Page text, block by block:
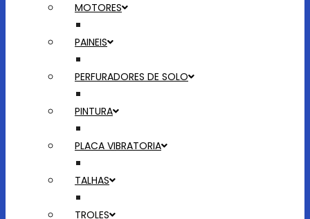
MOTORES
PAINEIS
PERFURADORES DE SOLO
PINTURA
PLACA VIBRATORIA
TALHAS
TROLES